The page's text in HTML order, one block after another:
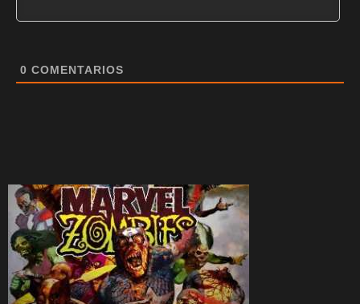
0 COMENTARIOS